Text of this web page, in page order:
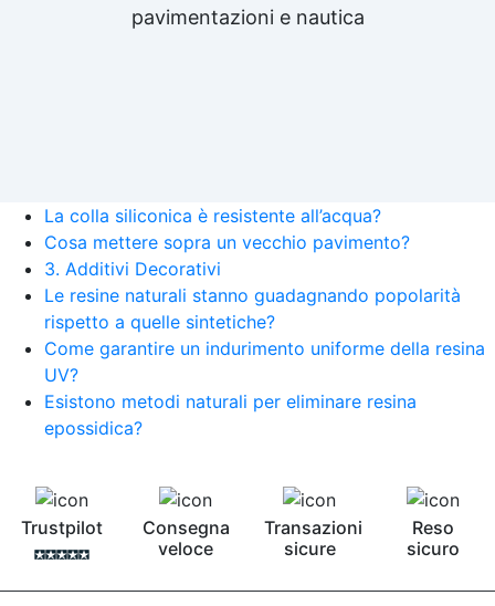
pavimentazioni e nautica
La colla siliconica è resistente all’acqua?
Cosa mettere sopra un vecchio pavimento?
3. Additivi Decorativi
Le resine naturali stanno guadagnando popolarità
rispetto a quelle sintetiche?
Come garantire un indurimento uniforme della resina
UV?
Esistono metodi naturali per eliminare resina
epossidica?
Trustpilot
Consegna
veloce
Transazioni
sicure
Reso
sicuro